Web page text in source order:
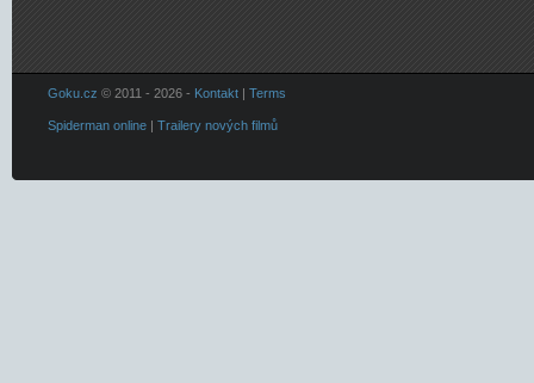
Goku.cz © 2011 - 2026 - Kontakt | Terms
Spiderman online | Trailery nových filmů